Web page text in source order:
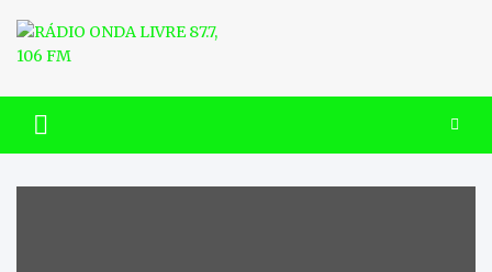
content
RÁDIO ONDA LIVRE 87.7, 106
FM